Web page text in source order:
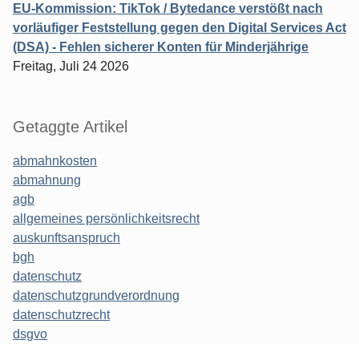
EU-Kommission: TikTok / Bytedance verstößt nach
vorläufiger Feststellung gegen den Digital Services Act
(DSA) - Fehlen sicherer Konten für Minderjährige
Freitag, Juli 24 2026
Getaggte Artikel
abmahnkosten
abmahnung
agb
allgemeines persönlichkeitsrecht
auskunftsanspruch
bgh
datenschutz
datenschutzgrundverordnung
datenschutzrecht
dsgvo